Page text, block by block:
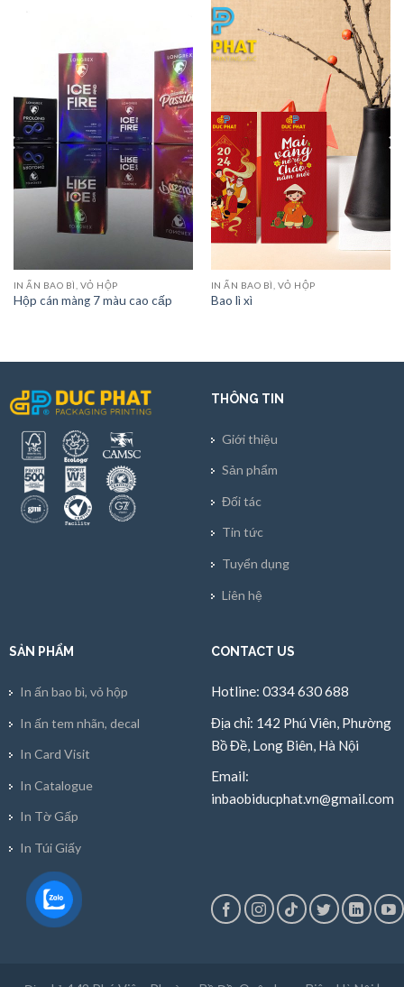
IN ẤN BAO BÌ, VỎ HỘP
Hộp cán màng 7 màu cao cấp
IN ẤN BAO BÌ, VỎ HỘP
Bao lì xì
THÔNG TIN
Giới thiệu
Sản phẩm
Đối tác
Tin tức
Tuyển dụng
Liên hệ
SẢN PHẨM
In ấn bao bì, vỏ hộp
In ấn tem nhãn, decal
In Card Visit
In Catalogue
In Tờ Gấp
In Túi Giấy
CONTACT US
Hotline: 0334 630 688
Địa chỉ: 142 Phú Viên, Phường
Bồ Đề, Long Biên, Hà Nội
Email:
inbaobiducphat.vn@gmail.com